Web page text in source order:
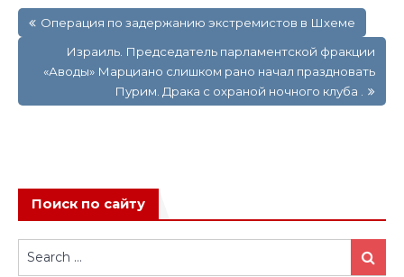
по
записям
Операция по задержанию экстремистов в Шхеме
Израиль. Председатель парламентской фракции
«Аводы» Марциано слишком рано начал праздновать
Пурим. Драка с охраной ночного клуба .
Поиск по сайту
Search
for:
Search